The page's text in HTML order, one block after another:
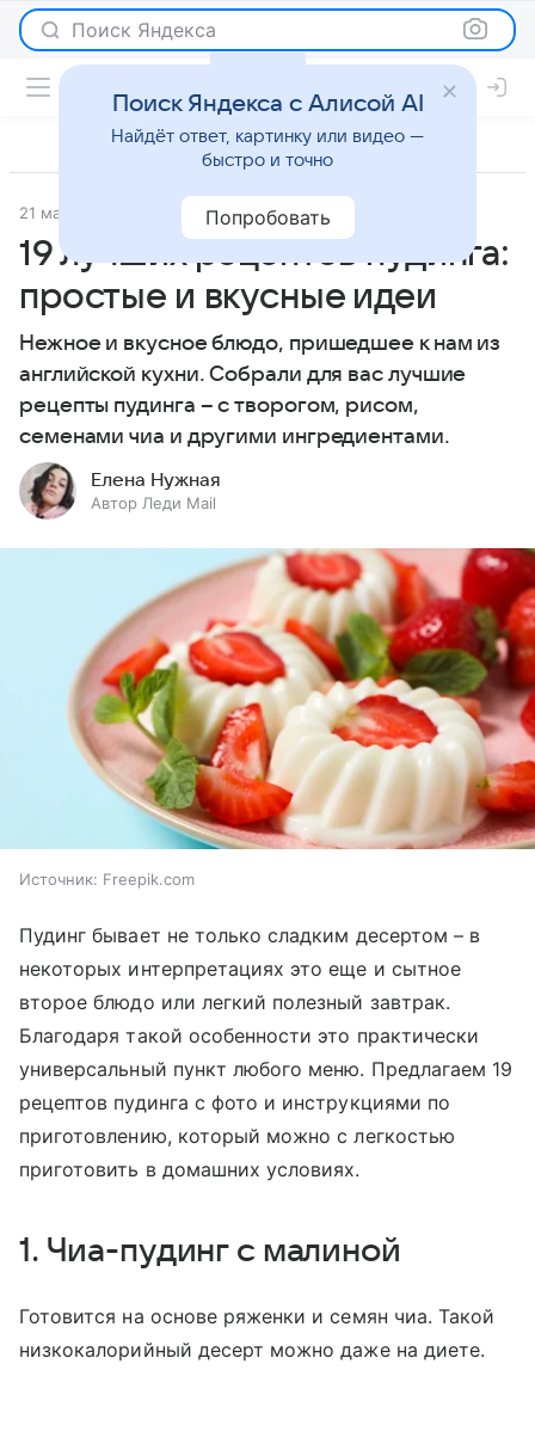
Поиск Яндекса
21 мая 2024
19 лучших рецептов пудинга:
простые и вкусные идеи
Нежное и вкусное блюдо, пришедшее к нам из
английской кухни. Собрали для вас лучшие
рецепты пудинга – с творогом, рисом,
семенами чиа и другими ингредиентами.
Елена Нужная
Автор Леди Mail
Источник: Freepik.com
Пудинг бывает не только сладким десертом – в
некоторых интерпретациях это еще и сытное
второе блюдо или легкий полезный завтрак.
Благодаря такой особенности это практически
универсальный пункт любого меню. Предлагаем 19
рецептов пудинга с фото и инструкциями по
приготовлению, который можно с легкостью
приготовить в домашних условиях.
1. Чиа-пудинг с малиной
Готовится на основе ряженки и семян чиа. Такой
низкокалорийный десерт можно даже на диете.
Поиск Яндекса с Алисой AI
Найдёт ответ, картинку или видео —
быстро и точно
Попробовать